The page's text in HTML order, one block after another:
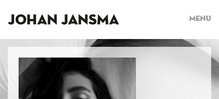
JOHAN JANSMA Menu